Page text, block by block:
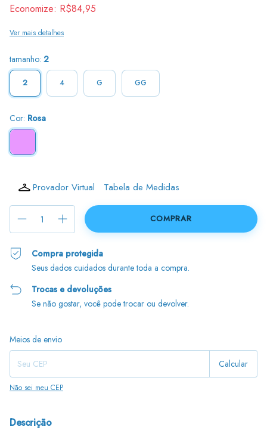
Economize: R$84,95
Ver mais detalhes
tamanho: 2
2 4 G GG
Cor: Rosa
Provador Virtual Tabela de Medidas
Compra protegida
Seus dados cuidados durante toda a compra.
Trocas e devoluções
Se não gostar, você pode trocar ou devolver.
Entregas para o CEP:
Meios de envio
Calcular
Não sei meu CEP
Descrição